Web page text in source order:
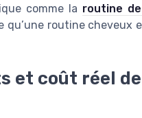
comme la routine
qu’une routine cheveux
et coût réel